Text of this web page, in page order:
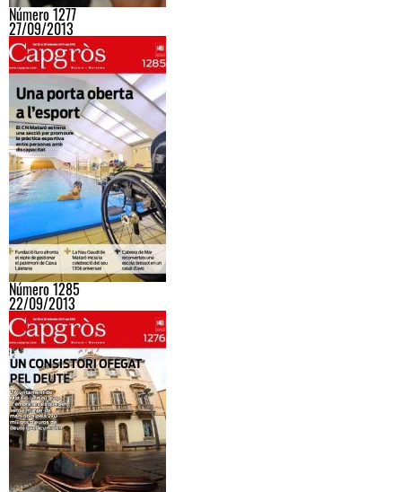
Número 1277
27/09/2013
Número 1285
22/09/2013